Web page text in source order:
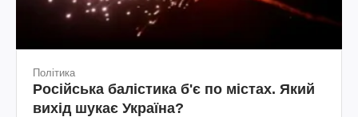
Політика
Російська балістика б'є по містах. Який
вихід шукає Україна?